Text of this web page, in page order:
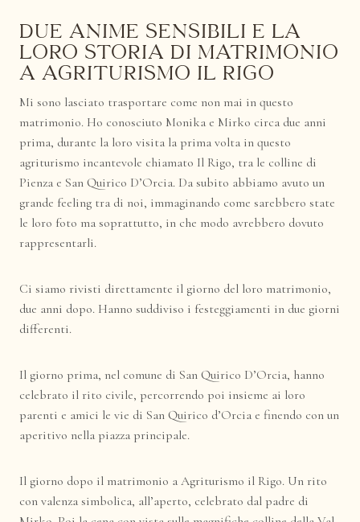
Due anime sensibili e la
loro storia di Matrimonio
a Agriturismo il Rigo
Mi sono lasciato trasportare come non mai in questo
matrimonio. Ho conosciuto Monika e Mirko circa due anni
prima, durante la loro visita la prima volta in questo
agriturismo incantevole chiamato Il Rigo, tra le colline di
Pienza e San Quirico D’Orcia. Da subito abbiamo avuto un
grande feeling tra di noi, immaginando come sarebbero state
le loro foto ma soprattutto, in che modo avrebbero dovuto
rappresentarli.
Ci siamo rivisti direttamente il giorno del loro matrimonio,
due anni dopo. Hanno suddiviso i festeggiamenti in due giorni
differenti.
Il giorno prima, nel comune di San Quirico D’Orcia, hanno
celebrato il rito civile, percorrendo poi insieme ai loro
parenti e amici le vie di San Quirico d’Orcia e finendo con un
aperitivo nella piazza principale.
Il giorno dopo il matrimonio a Agriturismo il Rigo. Un rito
con valenza simbolica, all’aperto, celebrato dal padre di